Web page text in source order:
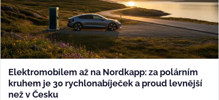
Elektromobilem až na Nordkapp: za polárním
kruhem je 30 rychlonabíječek a proud levnější
než v Česku